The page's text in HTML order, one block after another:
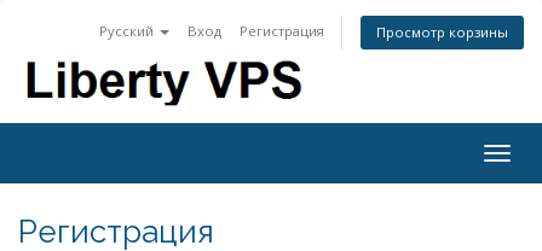
Русский Вход Регистрация Просмотр корзины
Регистрация